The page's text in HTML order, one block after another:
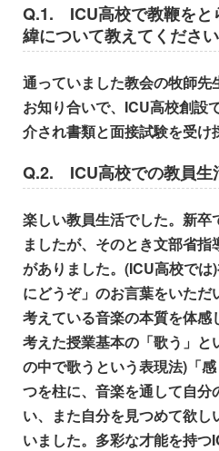
Q.1. ICU高校で教鞭をと
緯について教えてください
通っていました教会の牧師先
お知り合いで、ICU高校創設
介され書類と面接試験を受け
Q.2. ICU高校での教員生
楽しい教員生活でした。新
ましたが、そのとき文部省指
がありました。(ICU高校で
にどうぞ」のお言葉をいた
考えている音楽の本質を体感
考えた授業基本の「歌う」と
の中で歌うという表現法)「
つを柱に、音楽を通して自分
い、また自分を見つめて欲
いました。多彩な才能を持